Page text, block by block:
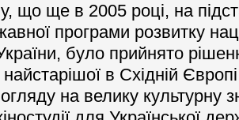
що ще в 2005 році, на
програми розвитку
України, було прийнято
в Східній
огляду на велику культурну